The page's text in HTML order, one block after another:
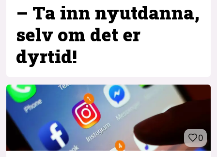
– Ta inn ny­utdanna,
selv om det er
dyrtid!
0